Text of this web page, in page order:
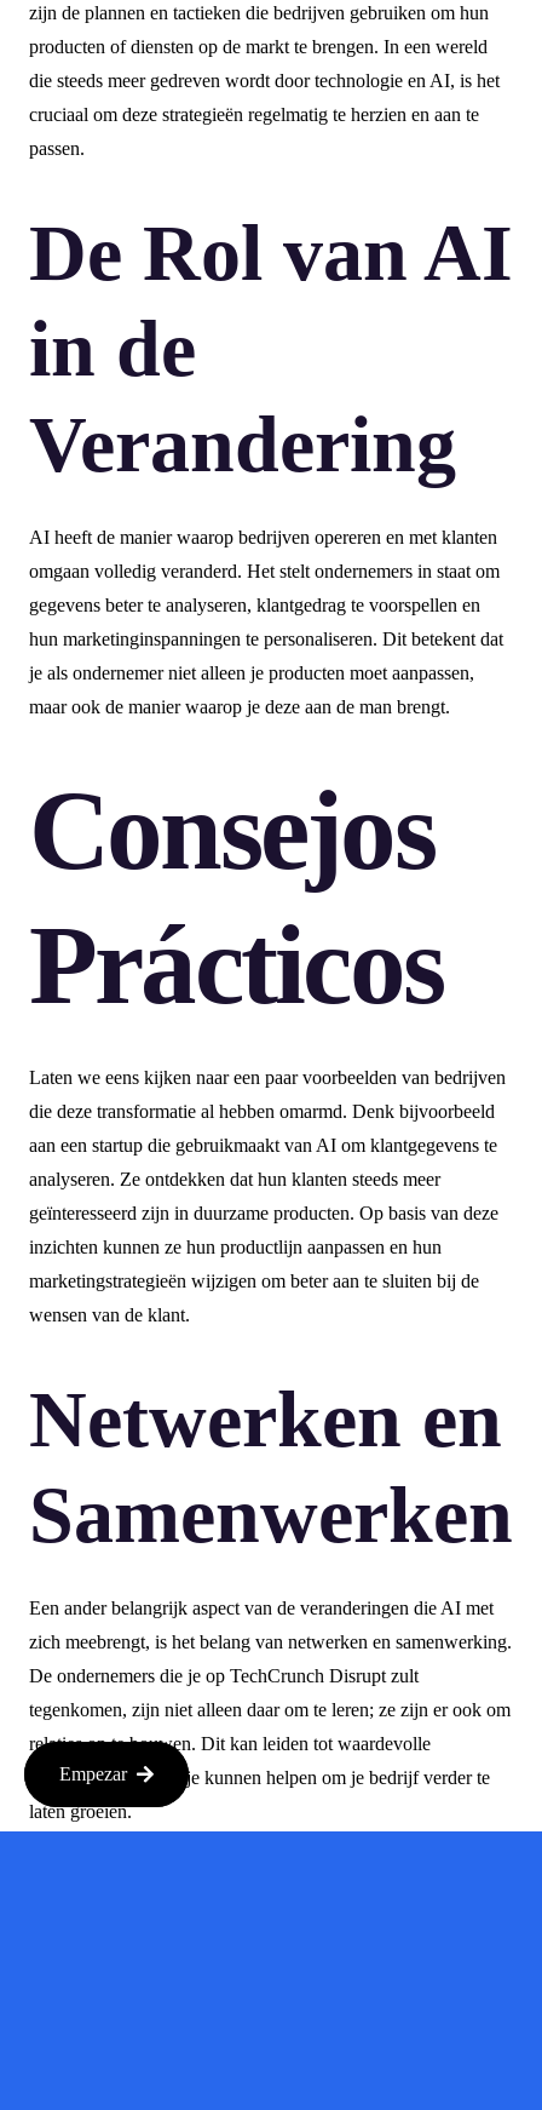
zijn de plannen en tactieken die bedrijven gebruiken om hun
producten of diensten op de markt te brengen. In een wereld
die steeds meer gedreven wordt door technologie en AI, is het
cruciaal om deze strategieën regelmatig te herzien en aan te
passen.
De Rol van AI
in de
Verandering
AI heeft de manier waarop bedrijven opereren en met klanten
omgaan volledig veranderd. Het stelt ondernemers in staat om
gegevens beter te analyseren, klantgedrag te voorspellen en
hun marketinginspanningen te personaliseren. Dit betekent dat
je als ondernemer niet alleen je producten moet aanpassen,
maar ook de manier waarop je deze aan de man brengt.
Consejos
Prácticos
Laten we eens kijken naar een paar voorbeelden van bedrijven
die deze transformatie al hebben omarmd. Denk bijvoorbeeld
aan een startup die gebruikmaakt van AI om klantgegevens te
analyseren. Ze ontdekken dat hun klanten steeds meer
geïnteresseerd zijn in duurzame producten. Op basis van deze
inzichten kunnen ze hun productlijn aanpassen en hun
marketingstrategieën wijzigen om beter aan te sluiten bij de
wensen van de klant.
Netwerken en
Samenwerken
Een ander belangrijk aspect van de veranderingen die AI met
zich meebrengt, is het belang van netwerken en samenwerking.
De ondernemers die je op TechCrunch Disrupt zult
tegenkomen, zijn niet alleen daar om te leren; ze zijn er ook om
relaties op te bouwen. Dit kan leiden tot waardevolle
partnerschappen die je kunnen helpen om je bedrijf verder te
laten groeien.
Empezar